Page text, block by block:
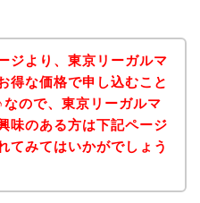
ジより、東京リーガルマ
得な価格で申し込むこと
ので、東京リーガルマ
味のある方は下記ページ
てみてはいかがでしょう